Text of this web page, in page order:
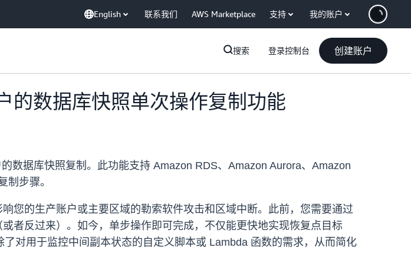
English 联系我们 AWS Marketplace 支持 我的账户
搜索 登录控制台 创建账户
的数据库快照单次操作复制功能
数据库快照复制。此功能支持 Amazon RDS、Amazon Aurora、Amazon
制步骤。
您的生产账户或主要区域的勒索软件攻击和区域中断。此前，您需要通过
者反过来）。如今，单步操作即可完成，不仅能更快地实现恢复点目标
对用于监控中间副本状态的自定义脚本或 Lambda 函数的需求，从而简化